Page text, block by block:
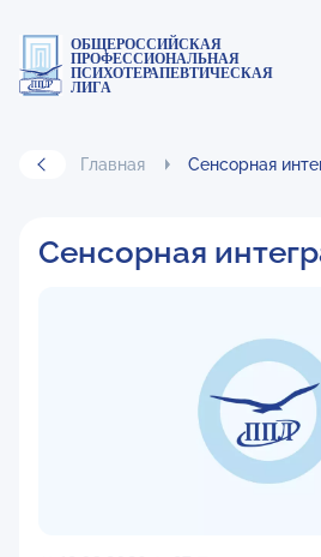
ОБЩЕРОССИЙСКАЯ
ПРОФЕССИОНАЛЬНАЯ
ПСИХОТЕРАПЕВТИЧЕСКАЯ
ЛИГА
Главная Сенсорная
Сенсорная